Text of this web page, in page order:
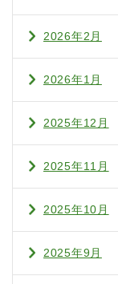
2026年2月
2026年1月
2025年12月
2025年11月
2025年10月
2025年9月